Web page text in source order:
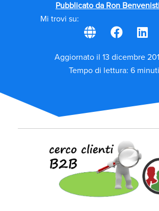
Pubblicato da Ron Benvenisti
Mi trovi su:
Aggiornato il 13 dicembre
Tempo di lettura: 6 minuti